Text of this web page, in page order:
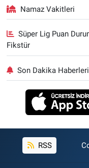
Namaz Vakitleri
Süper Lig Puan
Fikstür
Son Dakika Haberleri
RSS